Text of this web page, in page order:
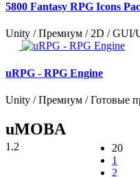
5800 Fantasy RPG Icons
Unity / Премиум / 2D / GUI/
uRPG - RPG Engine
Unity / Премиум / Готовые
uMOBA
1.2
20
1
2